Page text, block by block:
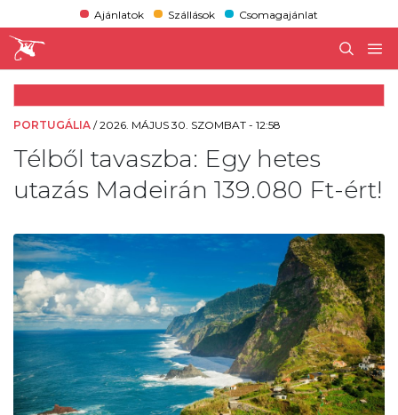
Ajánlatok Szállások Csomagajánlat
PORTUGÁLIA /2026. MÁJUS 30. SZOMBAT - 12:58
Télből tavaszba: Egy hetes
utazás Madeirán 139.080 Ft-ért!